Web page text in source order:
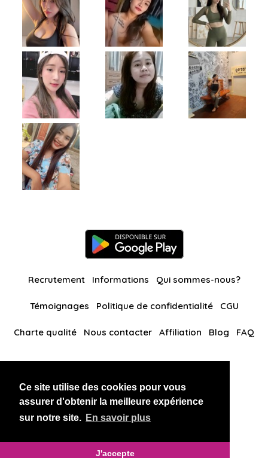
Ce site utilise des cookies pour vous
assurer d'obtenir la meilleure expérience
sur notre site. En savoir plus
J'accepte
Recrutement Informations Qui sommes-nous?
Témoignages Politique de confidentialité CGU
Charte qualité Nous contacter Affiliation Blog FAQ
BlackAndBeauties RussianKisses